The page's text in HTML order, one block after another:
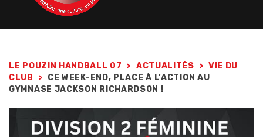
LE POUZIN HANDBALL 07 > ACTUALITÉS > VIE DU
CLUB
> CE WEEK-END, PLACE À L’ACTION AU
GYMNASE JACKSON RICHARDSON !